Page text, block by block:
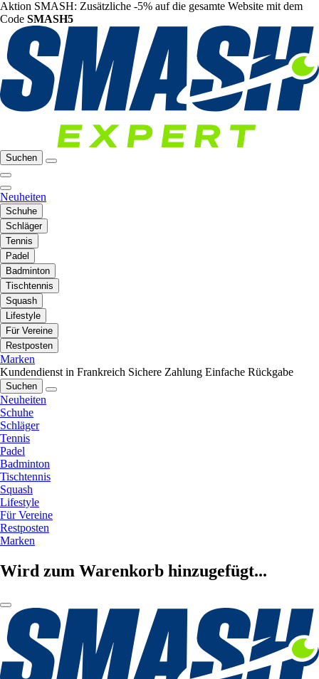
Aktion SMASH: Zusätzliche -5% auf die gesamte Website mit dem
Code SMASH5
Suchen
Neuheiten
Schuhe
Schläger
Tennis
Padel
Badminton
Tischtennis
Squash
Lifestyle
Für Vereine
Restposten
Marken
Kundendienst in Frankreich Sichere Zahlung Einfache Rückgabe
Suchen
Neuheiten
Schuhe
Schläger
Tennis
Padel
Badminton
Tischtennis
Squash
Lifestyle
Für Vereine
Restposten
Marken
Wird zum Warenkorb hinzugefügt...